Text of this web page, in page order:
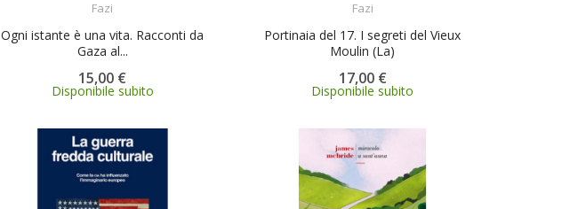
Fazi
Ogni istante è una vita. Racconti da
Gaza al...
15,00 €
Disponibile subito
Fazi
Portinaia del 17. I segreti del Vieux
Moulin (La)
17,00 €
Disponibile subito